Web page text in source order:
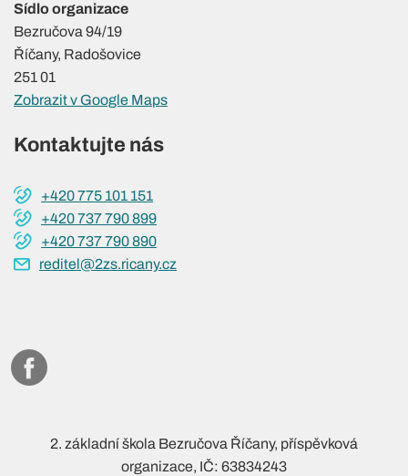
Sídlo organizace
Bezručova 94/19
Říčany, Radošovice
251 01
Zobrazit v Google Maps
Kontaktujte nás
+420 775 101 151
+420 737 790 899
+420 737 790 890
reditel@2zs.ricany.cz
2. základní škola Bezručova Říčany, příspěvková
organizace, IČ: 63834243